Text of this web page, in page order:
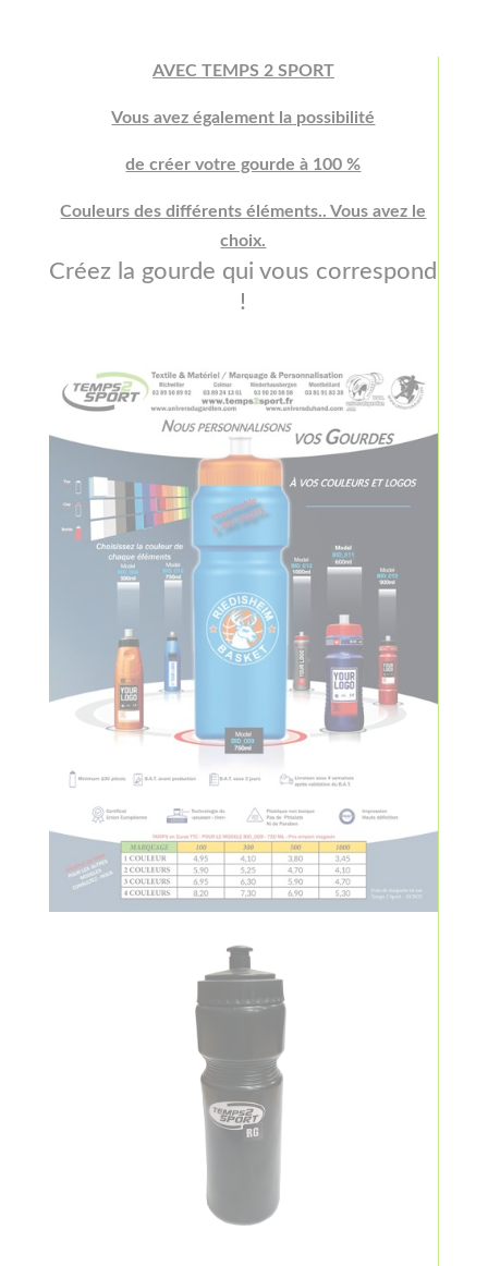
AVEC TEMPS 2 SPORT
Vous avez également la possibilité
de créer votre gourde à 100 %
Couleurs des différents éléments.. Vous avez le
choix.
Créez la gourde qui vous correspond
!